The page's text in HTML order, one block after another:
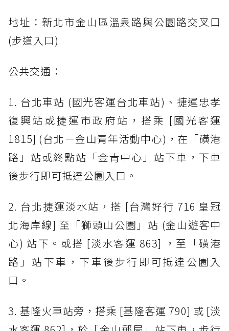
地址：新北市金山區溫泉路與公園路交叉口
(步道入口)
公共交通：
1. 台北車站 (國光客運台北車站)、捷運忠孝
復興站或捷運市政府站，搭乘 [國光客運
1815] (台北－金山青年活動中心)，在「磺港
路」站或終點站「金青中心」站下車，下車
後步行即可抵達公園入口。
2. 台北捷運淡水站，搭 [台灣好行 716 皇冠
北海岸線] 至「獅頭山公園」站 (金山遊客中
心) 站下。或搭 [淡水客運 863] ，至「磺港
路」站下車，下車後步行即可抵達公園入
口。
3. 基隆火車站旁，搭乘 [基隆客運 790] 或 [淡